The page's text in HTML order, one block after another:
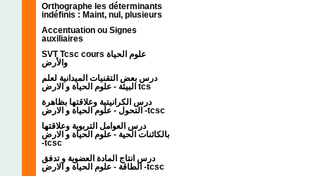
Orthographe les déterminants
indéfinis : Maint, nul, plusieurs
Accentuation ou Signes
auxiliaires
SVT Tcsc cours علوم الحياة
والأرض
درس بعض التقنيات الميدانية لعلم
البيئة - علوم الحياة و الارض tcs
درس الكرانيتية وعلاقتها بظاهرة
التحول - علوم الحياة و الارض -tcsc
درس العوامل التربوية وعلاقتها
بالكائنات الحية - علوم الحياة و الارض
-tcsc
درس انتاج المادة العضوية و تدفق
الطاقة - علوم الحياة و الارض -tcsc